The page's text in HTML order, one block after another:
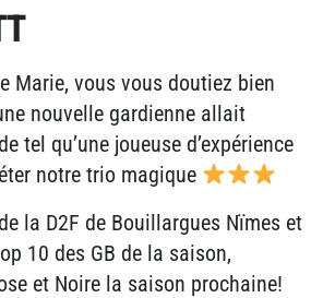
Marie, vous vous doutiez bien
nouvelle gardienne allait
tel qu’une joueuse d’expérience
notre trio magique
la D2F de Bouillargues Nïmes et
10 des GB de la saison,
et Noire la saison prochaine!